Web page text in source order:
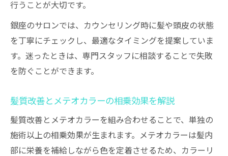
行うことが大切です。
銀座のサロンでは、カウンセリング時に髪や頭皮の状態
を丁寧にチェックし、最適なタイミングを提案していま
す。迷ったときは、専門スタッフに相談することで失敗
を防ぐことができます。
髪質改善とメテオカラーの相乗効果を解説
髪質改善とメテオカラーを組み合わせることで、単独の
施術以上の相乗効果が生まれます。メテオカラーは髪内
部に栄養を補給しながら色を定着させるため、カラーリ